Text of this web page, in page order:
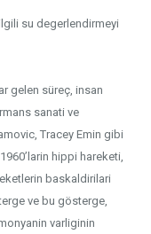
su degerlendirmeyi
gelen süreç, insan
sanati ve
Tracey Emin gibi
hippi hareketi,
baskaldirilari
ve bu gösterge,
varliginin